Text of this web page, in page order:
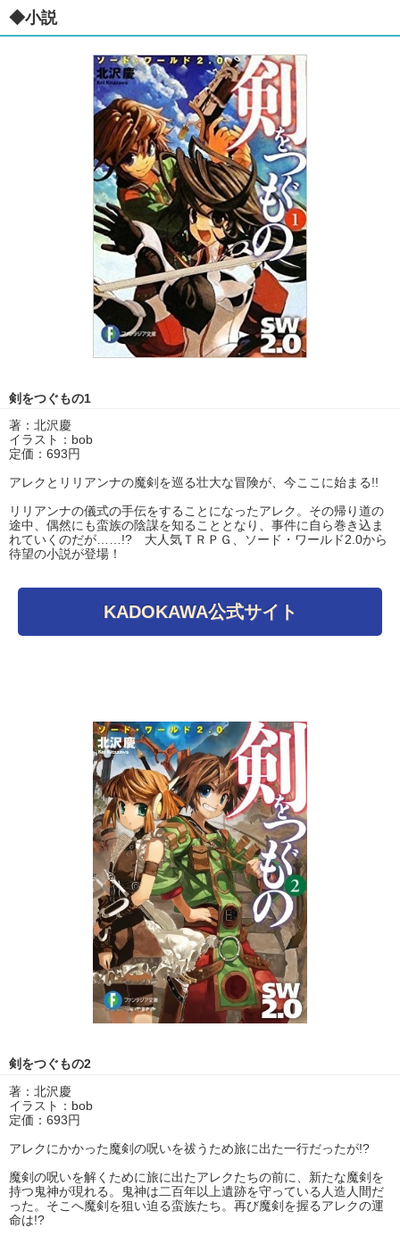
◆小説
剣をつぐもの1
著：北沢慶
イラスト：bob
定価：693円
アレクとリリアンナの魔剣を巡る壮大な冒険が、今ここに始まる!!
リリアンナの儀式の手伝をすることになったアレク。その帰り道の
途中、偶然にも蛮族の陰謀を知ることとなり、事件に自ら巻き込ま
れていくのだが……!? 大人気ＴＲＰＧ、ソード・ワールド2.0から
待望の小説が登場！
KADOKAWA公式サイト
剣をつぐもの2
著：北沢慶
イラスト：bob
定価：693円
アレクにかかった魔剣の呪いを祓うため旅に出た一行だったが!?
魔剣の呪いを解くために旅に出たアレクたちの前に、新たな魔剣を
持つ鬼神が現れる。鬼神は二百年以上遺跡を守っている人造人間だ
った。そこへ魔剣を狙い迫る蛮族たち。再び魔剣を握るアレクの運
命は!?